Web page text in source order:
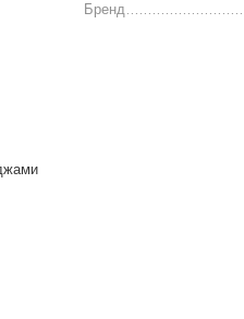
Бренд